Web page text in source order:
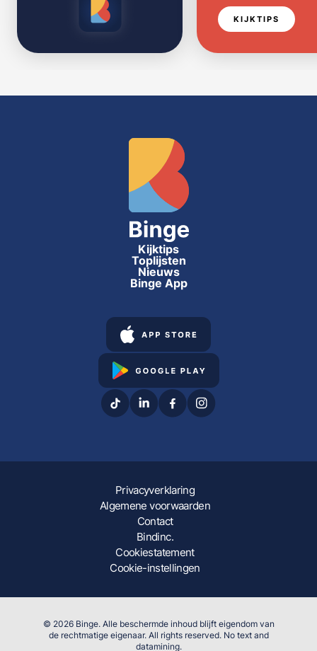
KIJKTIPS
Kijktips
Toplijsten
Nieuws
Binge App
Privacyverklaring
Algemene voorwaarden
Contact
Bindinc.
Cookiestatement
Cookie-instellingen
© 2026 Binge. Alle beschermde inhoud blijft eigendom van
de rechtmatige eigenaar. All rights reserved. No text and
datamining.